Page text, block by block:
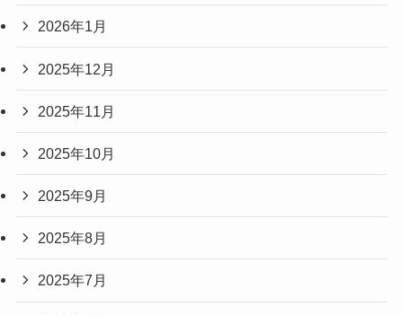
2026年1月
2025年12月
2025年11月
2025年10月
2025年9月
2025年8月
2025年7月